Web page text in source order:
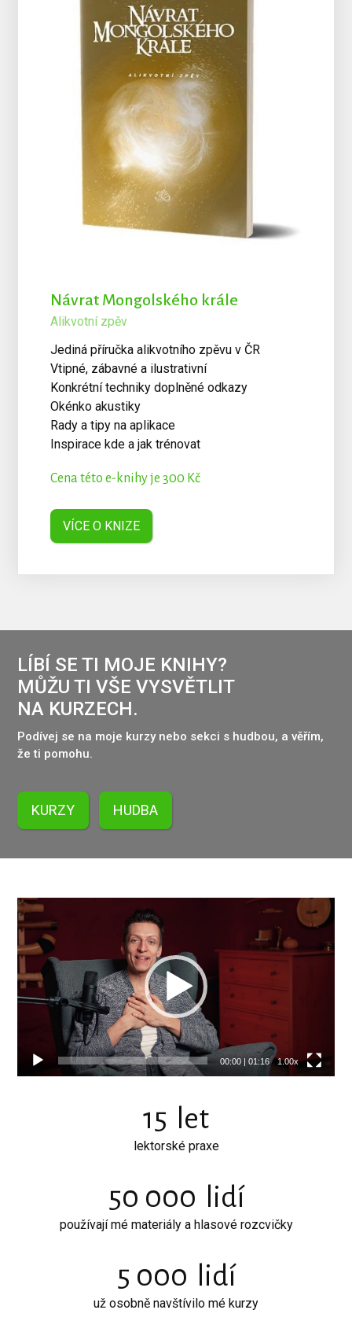
Návrat Mongolského krále
Alikvotní zpěv
Jediná příručka alikvotního zpěvu v ČR
Vtipné, zábavné a ilustrativní
Konkrétní techniky doplněné odkazy
Okénko akustiky
Rady a tipy na aplikace
Inspirace kde a jak trénovat
Cena této e-knihy je 300 Kč
VÍCE O KNIZE
LÍBÍ SE TI MOJE KNIHY?
MŮŽU TI VŠE VYSVĚTLIT
NA KURZECH.
Podívej se na moje kurzy nebo sekci s hudbou, a věřím,
že ti pomohu.
KURZY HUDBA
Video
přehrávač
00:00| 01:16 1.00x
15 let
lektorské praxe
50 000 lidí
používají mé materiály a hlasové rozcvičky
5 000 lidí
už osobně navštívilo mé kurzy